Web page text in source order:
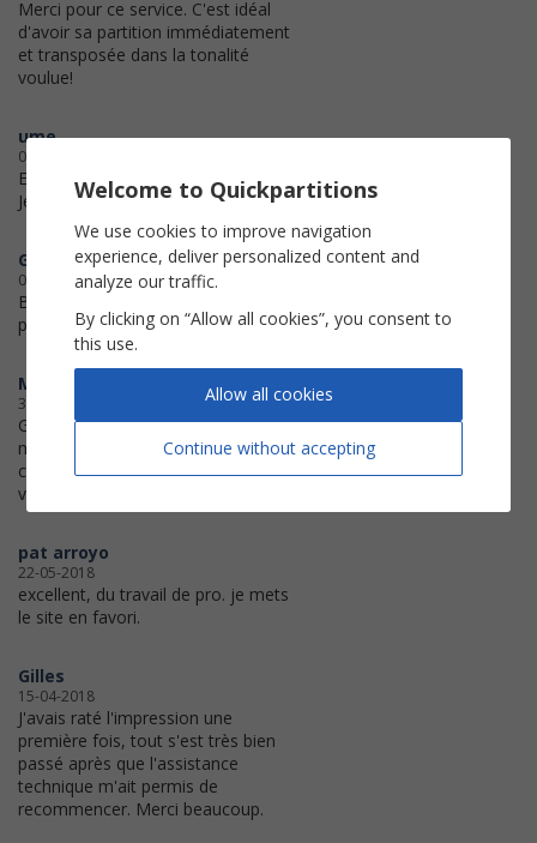
Merci pour ce service. C'est idéal
d'avoir sa partition immédiatement
et transposée dans la tonalité
voulue!
ume
06-10-2018
Excellent !
Je vous remercie！
GOLDEN
04-07-2018
Bravo , la partition colle
parfaitement à l'original
Micha
31-05-2018
Génial ! Un super outil de travail ! Je
n'hésiterai pas à recommencer,
c'est la première fois que j'utilise
votre site. Merci
pat arroyo
22-05-2018
excellent, du travail de pro. je mets
le site en favori.
Gilles
15-04-2018
J'avais raté l'impression une
première fois, tout s'est très bien
passé après que l'assistance
technique m'ait permis de
recommencer. Merci beaucoup.
Welcome to Quickpartitions
We use cookies to improve navigation
experience, deliver personalized content and
analyze our traffic.
By clicking on “Allow all cookies”, you consent to
this use.
Continue without accepting
Allow all cookies